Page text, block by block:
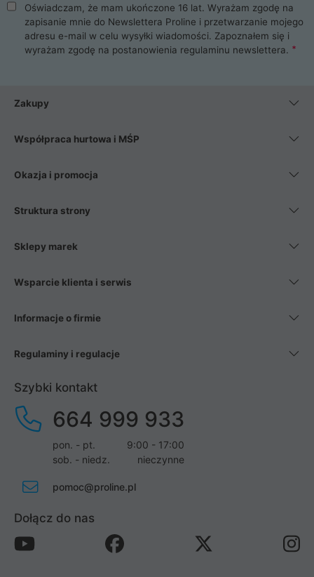
takie jak procesory, karty graficzne, płyty główne, pamięci,
dyski SSD, M.2 oraz HDD. Nasi pracownicy pomogą Ci wybrać
najlepszy zasilacz komputerowy oraz obudowę do komputera.
Poza komputerami mamy również najlepsze na rynku
Smartfony takich producentów jak Xiaomi, Apple, Samsung i
wentylatory. Na koniec mając już to wszystko, możesz
Oświadczam, że mam ukończone 16 lat. Wyrażam zgodę na
zapisanie mnie do Newslettera Proline i przetwarzanie mojego
adresu e-mail w celu wysyłki wiadomości. Zapoznałem się i
wyrażam zgodę na postanowienia regulaminu newslettera.
Zakupy
Współpraca hurtowa i MŚP
Okazja i promocja
Struktura strony
Sklepy marek
Wsparcie klienta i serwis
Informacje o firmie
Regulaminy i regulacje
Szybki kontakt
664 999 933
pon. - pt.
9:00 - 17:00
sob. - niedz.
nieczynne
pomoc@proline.pl
Dołącz do nas